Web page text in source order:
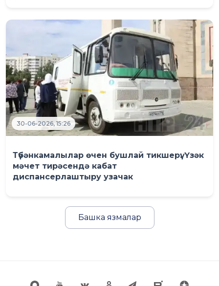
30-06-2026, 15:26
Түбәнкамалылар өчен бушлай тикшерү: Үзәк
мәчет тирәсендә кабат
диспансерлаштыру узачак
Башка язмалар